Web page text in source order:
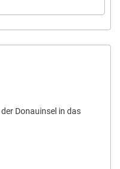
Donauinsel in das